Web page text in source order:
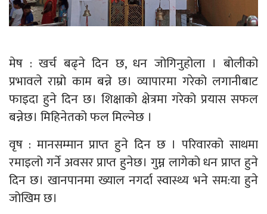
मेष : खर्च बढ्ने दिन छ, धन जोगिनुहोला । बोलीको
प्रभावले राम्रो काम बन्ने छ। व्यापारमा गरेको लगानीबाट
फाइदा हुने दिन छ। शिक्षाको क्षेत्रमा गरेको प्रयास सफल
बन्नेछ। मिहिनेतको फल मिल्नेछ ।
वृष : मानसम्मान प्राप्त हुने दिन छ । परिवारको साथमा
रमाइलो गर्ने अवसर प्राप्त हुनेछ। गुम्न लागेको धन प्राप्त हुने
दिन छ। खानपानमा ख्याल नगर्दा स्वास्थ्य भने सम:या हुने
जोखिम छ।